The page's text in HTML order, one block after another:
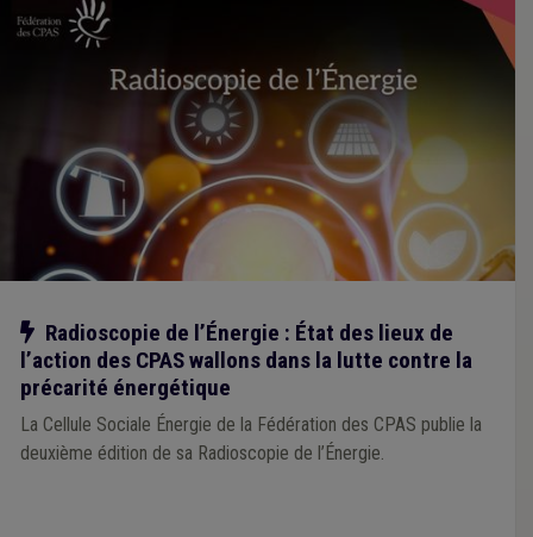
Notre action
Radioscopie de l’Énergie : État des lieux de
l’action des CPAS wallons dans la lutte contre la
précarité énergétique
La Cellule Sociale Énergie de la Fédération des CPAS publie la
deuxième édition de sa Radioscopie de l’Énergie.